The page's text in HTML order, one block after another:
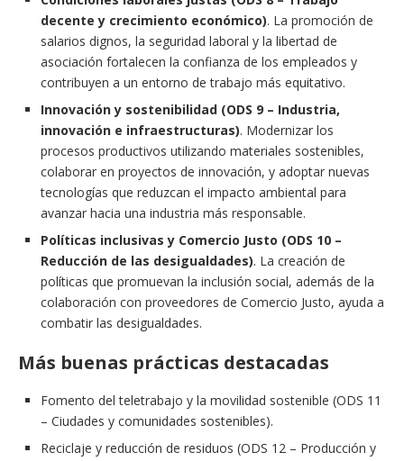
decente y crecimiento económico). La promoción de
salarios dignos, la seguridad laboral y la libertad de
asociación fortalecen la confianza de los empleados y
contribuyen a un entorno de trabajo más equitativo.
Innovación y sostenibilidad (ODS 9 – Industria,
innovación e infraestructuras). Modernizar los
procesos productivos utilizando materiales sostenibles,
colaborar en proyectos de innovación, y adoptar nuevas
tecnologías que reduzcan el impacto ambiental para
avanzar hacia una industria más responsable.
Políticas inclusivas y Comercio Justo (ODS 10 –
Reducción de las desigualdades). La creación de
políticas que promuevan la inclusión social, además de la
colaboración con proveedores de Comercio Justo, ayuda a
combatir las desigualdades.
Más buenas prácticas destacadas
Fomento del teletrabajo y la movilidad sostenible (ODS 11
– Ciudades y comunidades sostenibles).
Reciclaje y reducción de residuos (ODS 12 – Producción y